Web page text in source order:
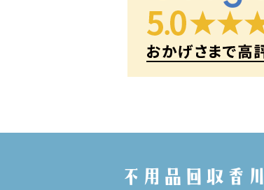
不用品回収香川